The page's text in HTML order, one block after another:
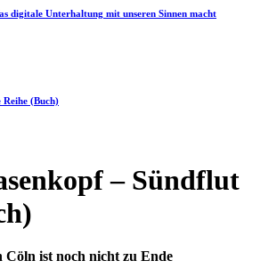
digitale Unterhaltung mit unseren Sinnen macht
Reihe (Buch)
– Sündflut
Cöln ist noch nicht zu Ende